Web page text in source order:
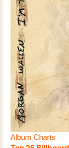
Album Charts